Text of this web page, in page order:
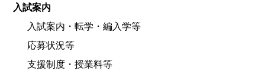
入試案内
入試案内・転学・編入学等
応募状況等
支援制度・授業料等